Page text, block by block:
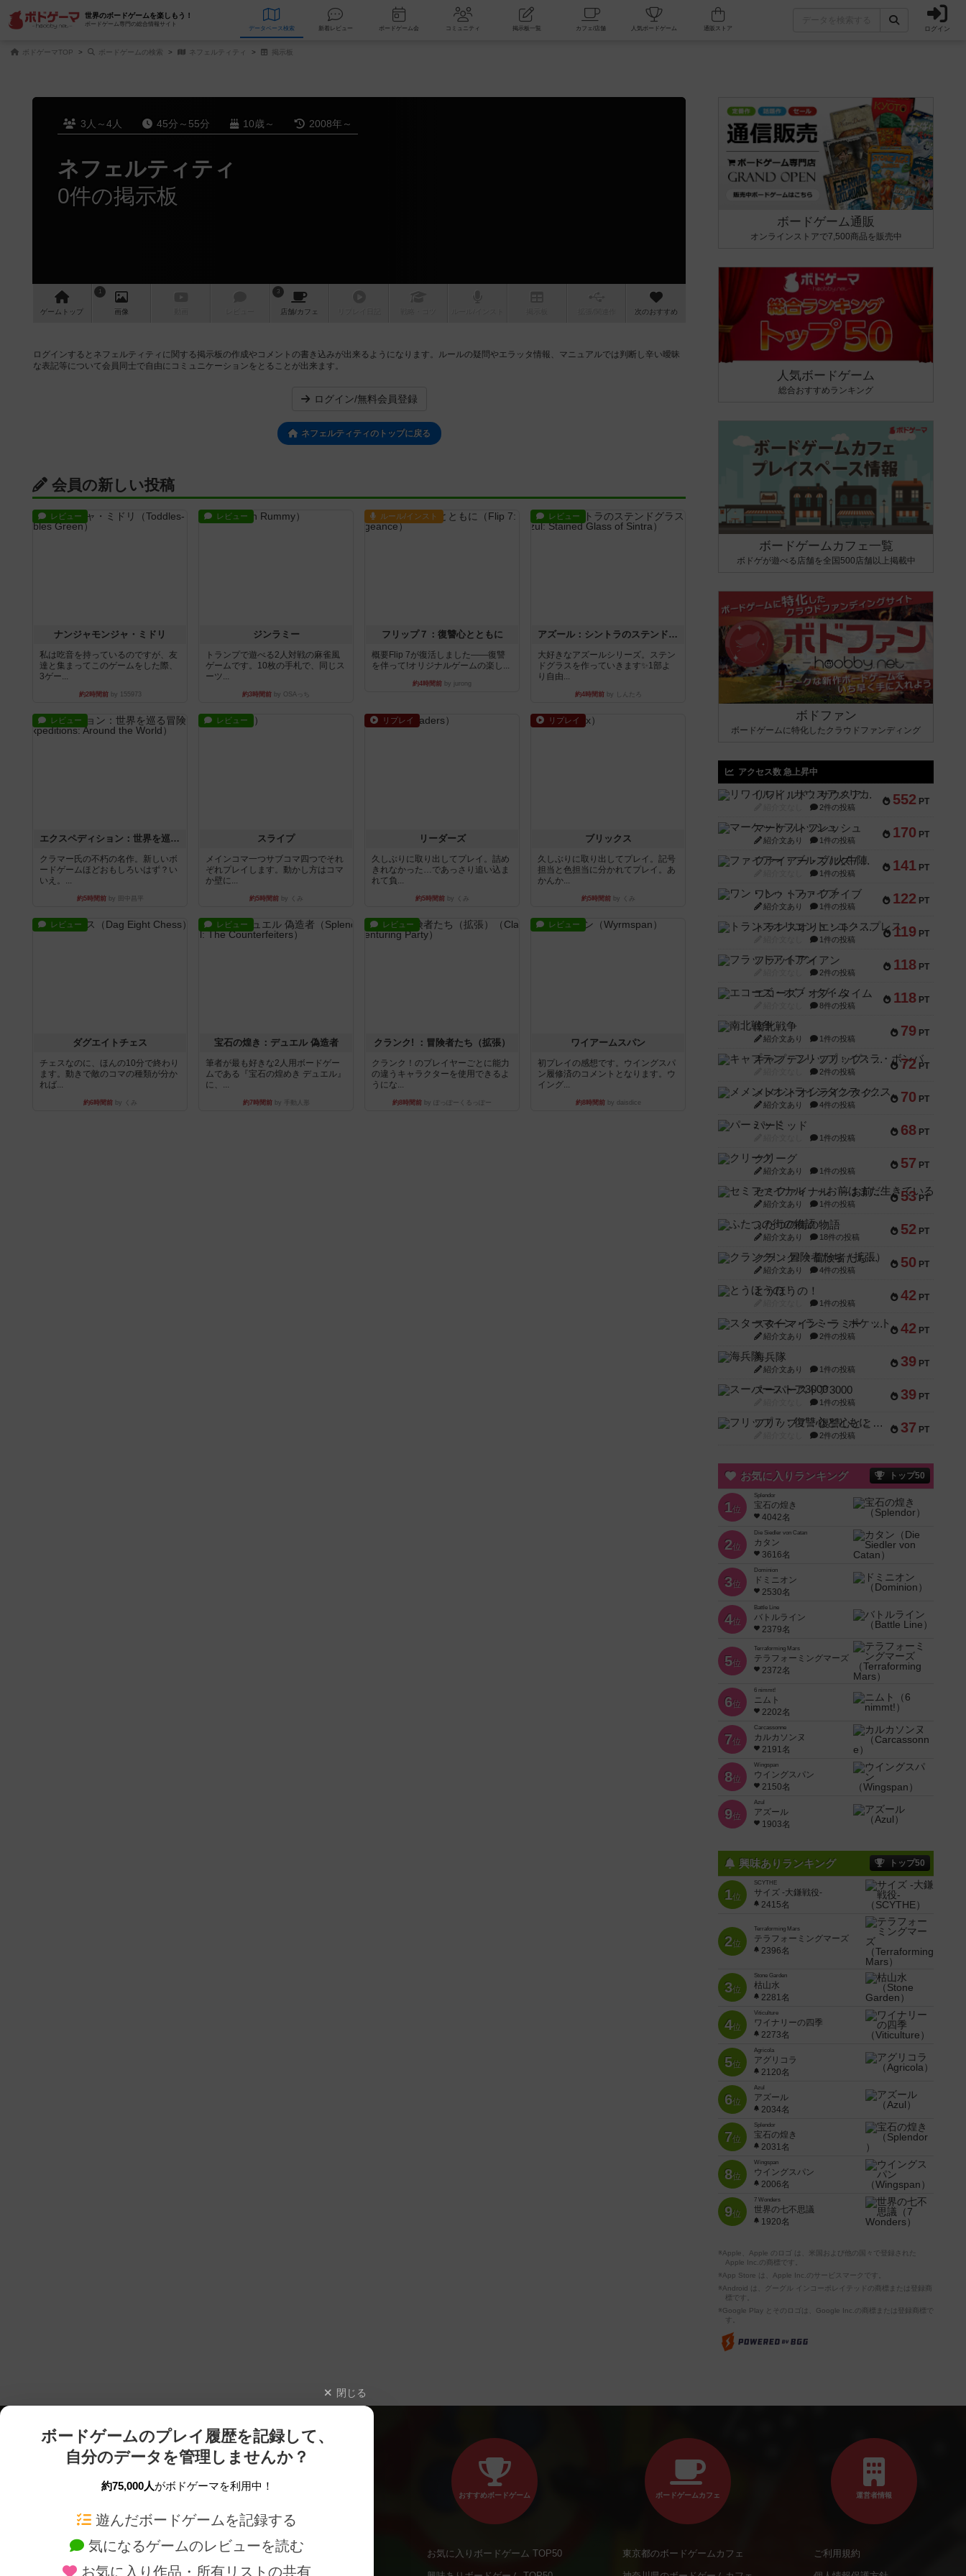
世界のボードゲームを楽しもう！
ボードゲーム専門の総合情報サイト
データベース 検索 新着レビュー ボードゲーム会 コミュニティ 掲示板一覧 カフェ/店舗 人気ボードゲーム ログイン
ボドゲーマTOP ボードゲームの検索 ネフェルティティ 掲示板
3人～4人 45分～55分 10歳～ 2008年～
ネフェルティティ
0件の掲示板
ゲーム トップ
1
画像
3
店舗/カフェ 次のおすすめ
ログインするとネフェルティティに関する掲示板の作成やコメントの書き込みが出来るようになります。ルールの疑問やエラッタ情報、マニュアルでは判断し辛い曖昧
な表記等について会員同士で自由にコミュニケーションをとることが出来ます。
ログイン/無料会員登録
ネフェルティティのトップに戻る
会員の新しい投稿
レビュー
ナンジャモンジャ・ミドリ
私は吃音を持っているのですが、友
達と集まってこのゲームをした際、
3ゲー...
約2時間前by 155973
レビュー
ジンラミー
トランプで遊べる2人対戦の麻雀風
ゲームです。10枚の手札で、同じス
ーツ...
約3時間前 by OSAっち
ルール/インスト
フリップ７：復讐心とともに
概要Flip 7が復活しました――復讐
を伴って!オリジナルゲームの楽し...
約4時間前 by jurong
レビュー
アズール：シントラのステンドグラス
大好きなアズールシリーズ。ステン
ドグラスを作っていきます✨1部よ
り自由...
約4時間前by しんたろ
レビュー
エクスペディション：世界を巡る冒険
クラマー氏の不朽の名作。新しいボ
ードゲームほどおもしろいはず？い
いえ。...
約5時間前by 田中昌平
レビュー
スライプ
メインコマ一つサブコマ四つでそれ
ぞれプレイします。動かし方はコマ
か壁に...
約5時間前by くみ
リプレイ
リーダーズ
久しぶりに取り出してプレイ。詰め
きれなかった…であっさり追い込ま
れて負...
約5時間前by くみ
リプレイ
ブリックス
久しぶりに取り出してプレイ。記号
担当と色担当に分かれてプレイ。あ
かんか...
約5時間前by くみ
レビュー
ダグエイトチェス
チェスなのに、ほんの10分で終わり
ます。動きで敵のコマの種類が分か
れば...
約6時間前by くみ
レビュー
宝石の煌き：デュエル 偽造者
筆者が最も好きな2人用ボードゲー
ムである『宝石の煌めき デュエル』
に、...
約7時間前by 手動人形
レビュー
クランク! ：冒険者たち（拡張）
クランク！のプレイヤーごとに能力
の違うキャラクターを使用できるよ
うにな...
約8時間前 by ぽっぽーくるっぽー
レビュー
ワイアームスパン
初プレイの感想です。ウイングスパ
ン履修済のコメントとなります。ウ
イング...
約8時間前by daisdice
ボードゲーム通販
オンラインストアで7,500商品を販売中
人気ボードゲーム
総合おすすめランキング
ボードゲームカフェ一覧
ボドゲが遊べる店舗を全国500店舗以上掲載中
ボドファン
ボードゲームに特化したクラウドファンディング
アクセス数 急上昇中
552 PT
リワイルド：サウスアメリカ
2件の投稿
170 PT
マーケットフレッシュ
紹介文あり 1件の投稿
141 PT
ファイアー・ブルズ / 火牛陣
1件の投稿
122 PT
ワン・トゥ・ファイブ
紹介文あり 1件の投稿
119 PT
トランスオリエント・エクスプレス
1件の投稿
118 PT
フラットアイアン
2件の投稿
118 PT
エコーズ・オブ・タイム
8件の投稿
79 PT
南北戦争
紹介文あり 1件の投稿
72 PT
キャプテン・フリップ：イスラ・ボンバ
2件の投稿
70 PT
メメントオンラインタクティクス
紹介文あり 4件の投稿
68 PT
パーミッド
1件の投稿
57 PT
クリーグ
紹介文あり 1件の投稿
53 PT
セミファイナル ～お前はまだ生きている～
紹介文あり 1件の投稿
52 PT
ふたつの街の物語
紹介文あり 18件の投稿
50 PT
クランク! ：冒険者たち（拡張）
紹介文あり 4件の投稿
42 PT
とうほうの！
1件の投稿
42 PT
スターマイン・ラミー ポケット
紹介文あり 2件の投稿
39 PT
海兵隊
紹介文あり 1件の投稿
39 PT
スーパーストア3000
1件の投稿
37 PT
フリップ７：復讐心とともに
2件の投稿
お気に入りランキング トップ50
1位
Splendor
宝石の煌き
4042名
2位
Die Siedler von Catan
カタン
3616名
3位
Dominion
ドミニオン
2530名
4位
Battle Line
バトルライン
2379名
5位
Terraforming Mars
テラフォーミングマーズ
2372名
6位
6 nimmt!
ニムト
2202名
7位
Carcassonne
カルカソンヌ
2191名
8位
Wingspan
ウイングスパン
2150名
9位
Azul
アズール
1903名
興味ありランキング トップ50
1位
SCYTHE
サイズ -大鎌戦役-
2415名
2位
Terraforming Mars
テラフォーミングマーズ
2396名
3位
Stone Garden
枯山水
2281名
4位
Viticulture
ワイナリーの四季
2273名
5位
Agricola
アグリコラ
2120名
6位
Azul
アズール
2034名
7位
Splendor
宝石の煌き
2031名
8位
Wingspan
ウイングスパン
2006名
9位
7 Wonders
世界の七不思議
1920名
※Apple、Apple のロゴ は、米国および他の国々で登録された
Apple Inc.の商標です。
※App Store は、Apple Inc.のサービスマークです。
※Android は、グーグル インコーポレイテッドの商標または登録商
標です。
※Google Play とそのロゴは、Google Inc.の商標または登録商標で
す。
閉じる
ボードゲームのプレイ履歴を記録して、
自分のデータを管理しませんか？
約75,000人がボドゲーマを利用中！
遊んだボードゲームを記録する
気になるゲームのレビューを読む
お気に入り作品・所有リストの共有
ボードゲームを検索する 新作・再入荷情報
おすすめボードゲーム
お気に入りボードゲーム TOP50
ボードゲームカフェ
東京都のボードゲームカフェ
運営者情報
ご利用規約